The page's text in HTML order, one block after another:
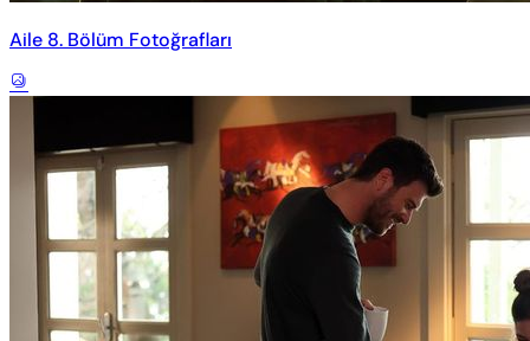
Aile 8. Bölüm Fotoğrafları